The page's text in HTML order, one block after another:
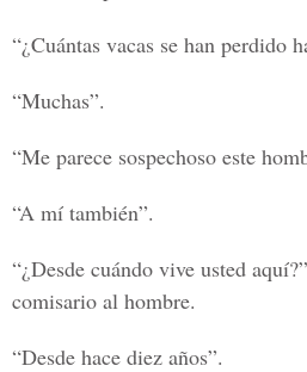
“¿Cuántas vacas se han perdido
“Muchas”.
“Me parece sospechoso este
“A mí también”.
“¿Desde cuándo vive usted
comisario al hombre.
“Desde hace diez años”.